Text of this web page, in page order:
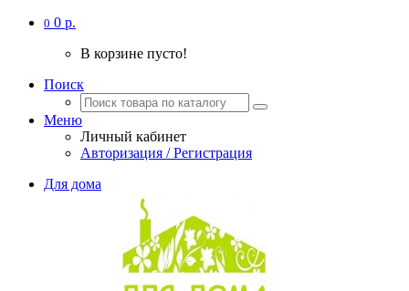
0 0 р.
В корзине пусто!
Поиск
Меню
Личный кабинет
Авторизация / Регистрация
Для дома